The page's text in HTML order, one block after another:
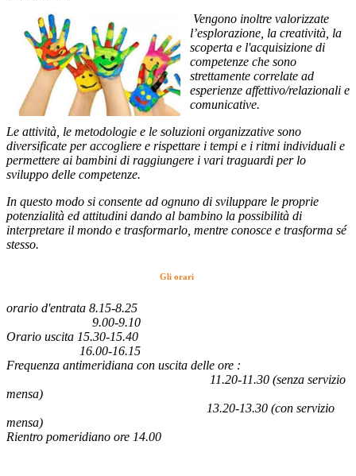
Vengono inoltre valorizzate
l’esplorazione, la creatività, la
scoperta e l'acquisizione di
competenze che sono
strettamente correlate ad
esperienze affettivo/relazionali e
comunicative.
Le attività, le metodologie e le soluzioni organizzative sono
diversificate per accogliere e rispettare i tempi e i ritmi individuali e
permettere ai bambini di raggiungere i vari traguardi per lo
sviluppo delle competenze.
In questo modo si consente ad ognuno di sviluppare le proprie
potenzialità ed attitudini dando al bambino la possibilità di
interpretare il mondo e trasformarlo, mentre conosce e trasforma sé
stesso.
Gli orari
orario d'entrata 8.15-8.25
9.00-9.10
Orario uscita 15.30-15.40
16.00-16.15
Frequenza antimeridiana con uscita delle ore :
11.20-11.30 (senza servizio
mensa)
13.20-13.30 (con servizio
mensa)
Rientro pomeridiano ore 14.00